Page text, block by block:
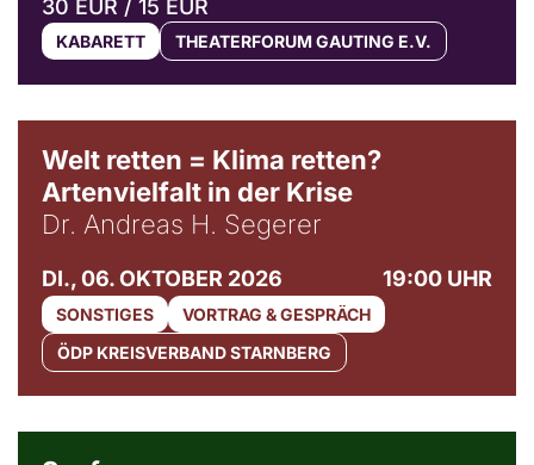
30 EUR / 15 EUR
KABARETT THEATERFORUM GAUTING E.V.
Welt retten = Klima retten?
Artenvielfalt in der Krise
Dr. Andreas H. Segerer
DI., 06. OKTOBER 2026 19:00 UHR
SONSTIGES
VORTRAG & GESPRÄCH
ÖDP KREISVERBAND STARNBERG